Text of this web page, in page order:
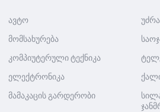
ავტო
მომსახურება
კომპიუტერული ტექნიკა
ელექტრონიკა
მამაკაცის გარდერობი